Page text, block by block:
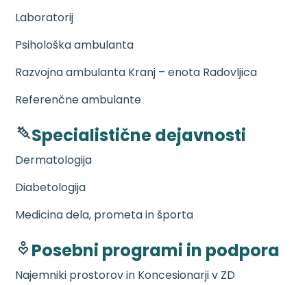
Laboratorij
Psihološka ambulanta
Razvojna ambulanta Kranj – enota Radovljica
Referenčne ambulante
Specialistične dejavnosti
Dermatologija
Diabetologija
Medicina dela, prometa in športa
Posebni programi in podpora
Najemniki prostorov in Koncesionarji v ZD